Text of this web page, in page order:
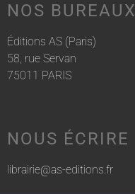
NOS BUREAUX
Éditions AS (Paris)
58, rue Servan
75011 PARIS
NOUS ÉCRIRE
librairie@as-editions.fr